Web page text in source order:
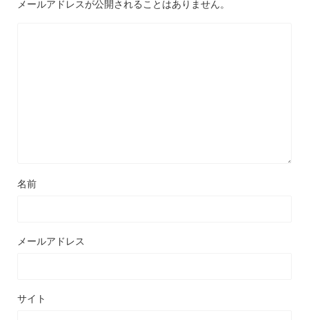
メールアドレスが公開されることはありません。
名前
メールアドレス
サイト